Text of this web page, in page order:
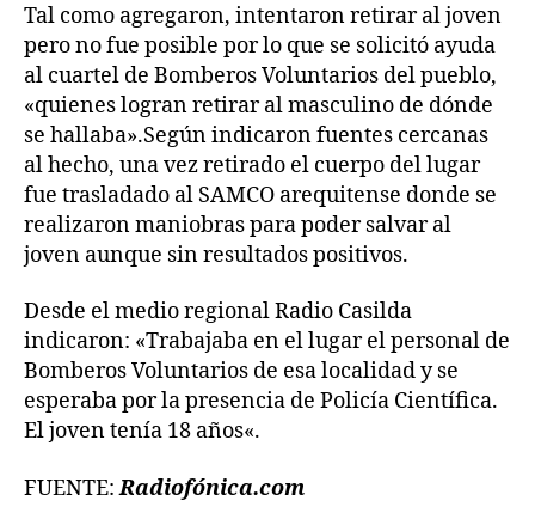
Tal como agregaron, intentaron retirar al joven
pero no fue posible por lo que se solicitó ayuda
al cuartel de Bomberos Voluntarios del pueblo,
«quienes logran retirar al masculino de dónde
se hallaba».Según indicaron fuentes cercanas
al hecho, una vez retirado el cuerpo del lugar
fue trasladado al SAMCO arequitense donde se
realizaron maniobras para poder salvar al
joven aunque sin resultados positivos.
Desde el medio regional Radio Casilda
indicaron: «Trabajaba en el lugar el personal de
Bomberos Voluntarios de esa localidad y se
esperaba por la presencia de Policía Científica.
El joven tenía 18 años«.
FUENTE:Radiofónica.com